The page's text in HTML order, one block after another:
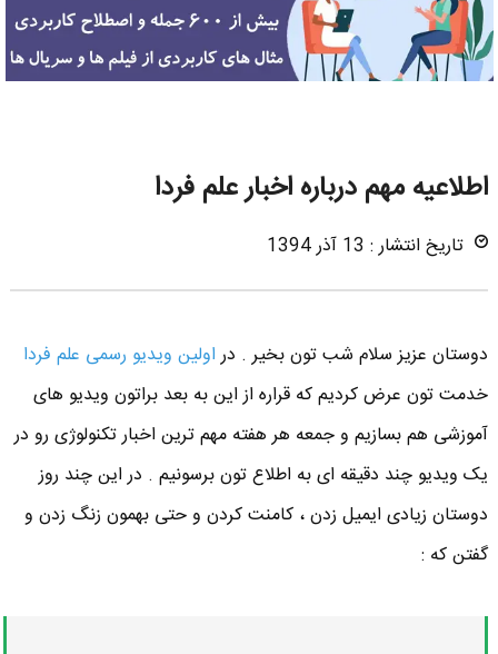
اطلاعیه مهم درباره اخبار علم فردا
تاریخ انتشار : 13 آذر 1394
دوستان عزیز سلام شب تون بخیر . دراولین ویدیو رسمی علم فردا
خدمت تون عرض کردیم که قراره از این به بعد براتون ویدیو های
آموزشی هم بسازیم و جمعه هر هفته مهم ترین اخبار تکنولوژی رو در
یک ویدیو چند دقیقه ای به اطلاع تون برسونیم . در این چند روز
دوستان زیادی ایمیل زدن ، کامنت کردن و حتی بهمون زنگ زدن و
گفتن که :